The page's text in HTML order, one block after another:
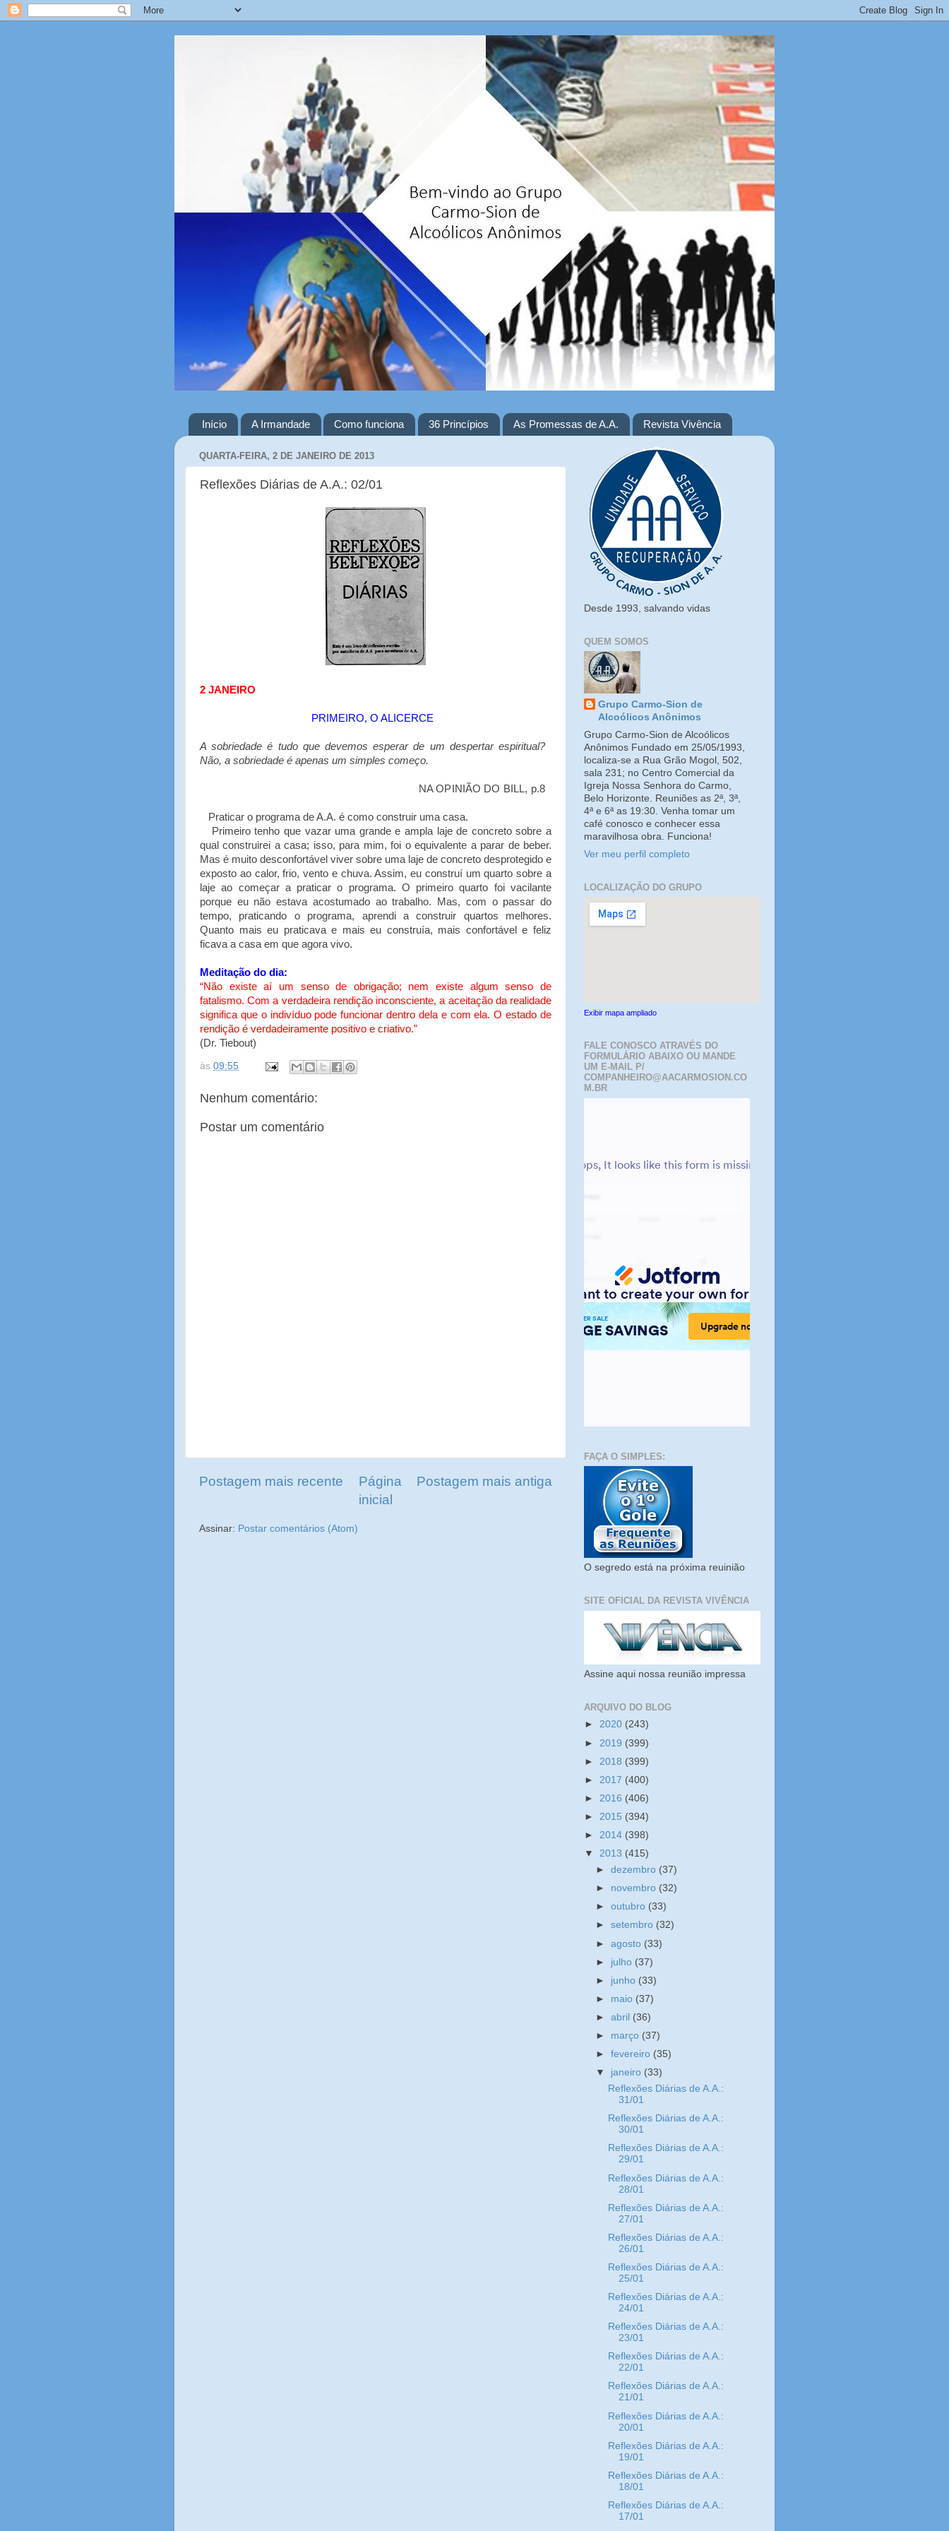
Início A Irmandade Como funciona 36 Princípios As Promessas de A.A. Revista Vivência
QUARTA-FEIRA, 2 DE JANEIRO DE 2013
Reflexões Diárias de A.A.: 02/01
2 JANEIRO
PRIMEIRO, O ALICERCE
A sobriedade é tudo que devemos esperar de um despertar espiritual?
Não, a sobriedade é apenas um simples começo.
NA OPINIÃO DO BILL, p.8
Praticar o programa de A.A. é como construir uma casa.
Primeiro tenho que vazar uma grande e ampla laje de concreto sobre a
qual construirei a casa; isso, para mim, foi o equivalente a parar de beber.
Mas é muito desconfortável viver sobre uma laje de concreto desprotegido e
exposto ao calor, frio, vento e chuva. Assim, eu construí um quarto sobre a
laje ao começar a praticar o programa. O primeiro quarto foi vacilante
porque eu não estava acostumado ao trabalho. Mas, com o passar do
tempo, praticando o programa, aprendi a construir quartos melhores.
Quanto mais eu praticava e mais eu construía, mais confortável e feliz
ficava a casa em que agora vivo.
Meditação do dia:
“Não existe aí um senso de obrigação; nem existe algum senso de
fatalismo. Com a verdadeira rendição inconsciente, a aceitação da realidade
significa que o indivíduo pode funcionar dentro dela e com ela. O estado de
rendição é verdadeiramente positivo e criativo.”
(Dr. Tiebout)
às 09:55
Nenhum comentário:
Postar um comentário
Postagem mais recente Postagem mais antiga
Página
inicial
Assinar: Postar comentários (Atom)
Desde 1993, salvando vidas
QUEM SOMOS
Grupo Carmo-Sion de
Alcoólicos Anônimos
Grupo Carmo-Sion de Alcoólicos
Anônimos Fundado em 25/05/1993,
localiza-se a Rua Grão Mogol, 502,
sala 231; no Centro Comercial da
Igreja Nossa Senhora do Carmo,
Belo Horizonte. Reuniões as 2ª, 3ª,
4ª e 6ª as 19:30. Venha tomar um
café conosco e conhecer essa
maravilhosa obra. Funciona!
Ver meu perfil completo
LOCALIZAÇÃO DO GRUPO
Exibir mapa ampliado
FALE CONOSCO ATRAVÉS DO
FORMULÁRIO ABAIXO OU MANDE
UM E-MAIL P/
COMPANHEIRO@AACARMOSION.CO
M.BR
FAÇA O SIMPLES:
O segredo está na próxima reuinião
SITE OFICIAL DA REVISTA VIVÊNCIA
Assine aqui nossa reunião impressa
ARQUIVO DO BLOG
► 2020 (243)
► 2019 (399)
► 2018 (399)
► 2017 (400)
► 2016 (406)
► 2015 (394)
► 2014 (398)
▼ 2013 (415)
►dezembro (37)
► novembro (32)
►outubro (33)
►setembro (32)
►agosto (33)
► julho (37)
► junho (33)
► maio (37)
►abril (36)
► março (37)
►fevereiro (35)
▼ janeiro (33)
Reflexões Diárias de A.A.:
31/01
Reflexões Diárias de A.A.:
30/01
Reflexões Diárias de A.A.:
29/01
Reflexões Diárias de A.A.:
28/01
Reflexões Diárias de A.A.:
27/01
Reflexões Diárias de A.A.:
26/01
Reflexões Diárias de A.A.:
25/01
Reflexões Diárias de A.A.:
24/01
Reflexões Diárias de A.A.:
23/01
Reflexões Diárias de A.A.:
22/01
Reflexões Diárias de A.A.:
21/01
Reflexões Diárias de A.A.:
20/01
Reflexões Diárias de A.A.:
19/01
Reflexões Diárias de A.A.:
18/01
Reflexões Diárias de A.A.:
17/01